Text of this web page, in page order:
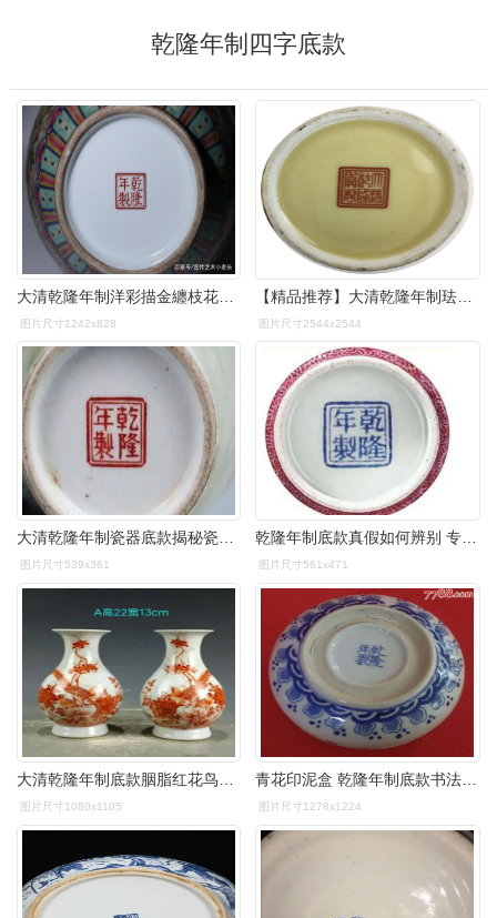
乾隆年制四字底款
图片尺寸1242x828 图片尺寸2544x2544
大清乾隆年制瓷器底款揭秘瓷器鉴定真相赏析
图片尺寸539x361
乾隆年制底款真假如何辨别 专家教你几招!
图片尺寸561x471
图片尺寸1080x1105 图片尺寸1278x1224